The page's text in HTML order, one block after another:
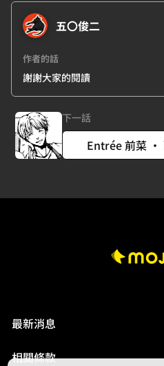
五〇俊二
作者的話
謝謝大家的閱讀
下一話
Entrée 前菜 ‧
最新消息
相關條款